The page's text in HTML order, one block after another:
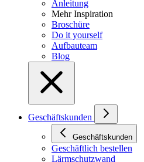
Anleitung
Mehr Inspiration
Broschüre
Do it yourself
Aufbauteam
Blog
Geschäftskunden
Geschäftskunden
Geschäftlich bestellen
Lärmschutzwand